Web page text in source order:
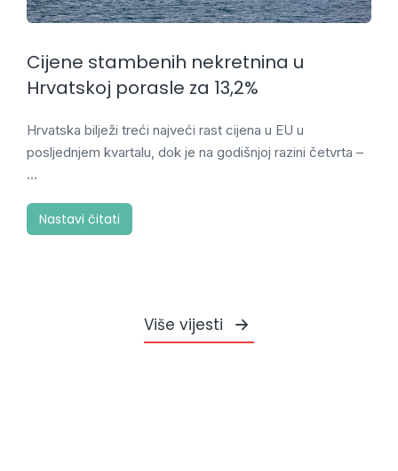
Cijene stambenih nekretnina u
Hrvatskoj porasle za 13,2%
Hrvatska bilježi treći najveći rast cijena u EU u
posljednjem kvartalu, dok je na godišnjoj razini četvrta –
…
Nastavi čitati
Više vijesti